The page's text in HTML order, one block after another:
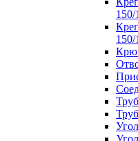
150/
150/